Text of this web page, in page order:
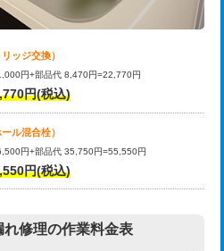
HI）使
・HI）使
管・銅
まで)
44,000円
え)
清掃・修
中作業）
22,000円
清掃・修
重作業）
33,000円
ッジ交換）
円+部品代 8,470円=22,770円
円(税込)
ル混合栓）
円+部品代 35,750円=55,550円
円(税込)
修理の作業料金表